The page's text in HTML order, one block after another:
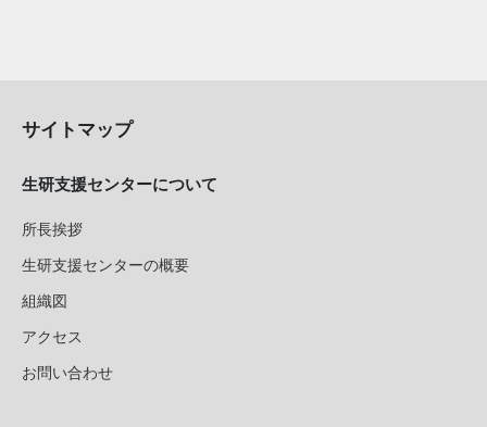
サイトマップ
生研支援センターについて
所長挨拶
生研支援センターの概要
組織図
アクセス
お問い合わせ